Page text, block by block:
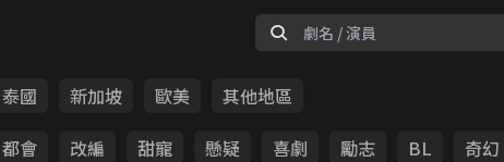
泰國 新加坡 歐美
其他地區
都會 改編 甜寵 懸疑 喜劇 勵志 BL 奇幻